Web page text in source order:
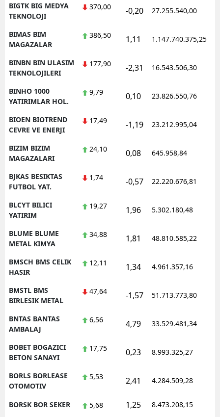
BIGTK BIG MEDYA
TEKNOLOJI
370,00 -0,20 27.255.540,00
BIMAS BIM
MAGAZALAR
386,50 1,11 1.147.740.375,25
BINBN BIN ULASIM
TEKNOLOJILERI
177,90 -2,31 16.543.506,30
BINHO 1000
YATIRIMLAR HOL.
9,79 0,10 23.826.550,76
BIOEN BIOTREND
CEVRE VE ENERJI
17,49 -1,19 23.212.995,04
BIZIM BIZIM
MAGAZALARI
24,10 0,08 645.958,84
BJKAS BESIKTAS
FUTBOL YAT.
1,74 -0,57 22.220.676,81
BLCYT BILICI
YATIRIM
19,27 1,96 5.302.180,48
BLUME BLUME
METAL KIMYA
34,88 1,81 48.810.585,22
BMSCH BMS CELIK
HASIR
12,11 1,34 4.961.357,16
BMSTL BMS
BIRLESIK METAL
47,64 -1,57 51.713.773,80
BNTAS BANTAS
AMBALAJ
6,56 4,79 33.529.481,34
BOBET BOGAZICI
BETON SANAYI
17,75 0,23 8.993.325,27
BORLS BORLEASE
OTOMOTIV
5,53 2,41 4.284.509,28
BORSK BOR SEKER 5,68 1,25 8.473.208,15